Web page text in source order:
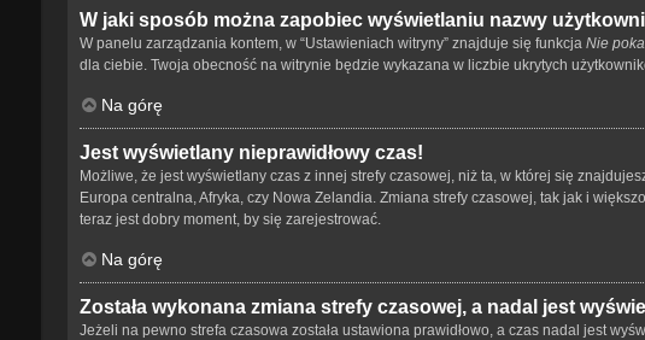
W jaki sposób można zapobiec wyświetlaniu nazwy
W panelu zarządzania kontem, w “Ustawieniach witryny” znajduje się funkcja Nie
dla ciebie. Twoja obecność na witrynie będzie wykazana w liczbie ukrytych
Na górę
Jest wyświetlany nieprawidłowy czas!
Możliwe, że jest wyświetlany czas z innej strefy czasowej, niż ta, w której się
Europa centralna, Afryka, czy Nowa Zelandia. Zmiana strefy czasowej, tak jak i
teraz jest dobry moment, by się zarejestrować.
Na górę
Została wykonana zmiana strefy czasowej, a nadal jest
Jeżeli na pewno strefa czasowa została ustawiona prawidłowo, a czas nadal jest